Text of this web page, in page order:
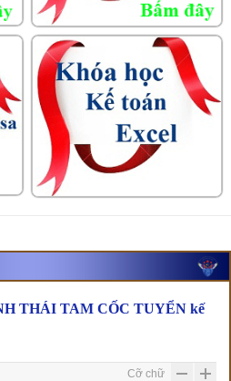
THÁI TAM CỐC TUYỂN kế
Cỡ chữ